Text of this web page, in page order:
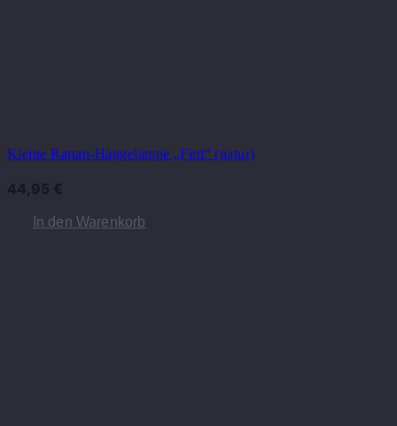
Kleine Rattan-Hängelampe „Fini“ (natur)
44,95 €
In den Warenkorb